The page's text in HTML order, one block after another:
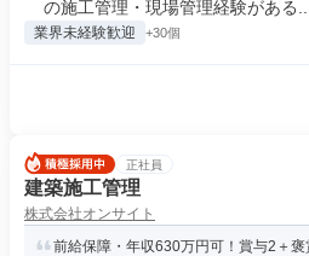
の施工管理・現場管理経験がある...
業界未経験歓迎 +30個
正社員
建築施工管理
株式会社オンサイト
前給保障・年収630万円可！賞与2＋